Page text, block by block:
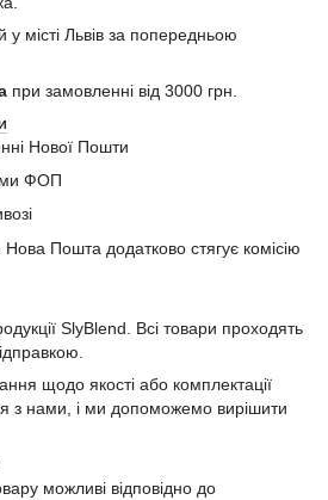
місті Львів за попередньою
при замовленні від 3000 грн.
Нової Пошти
ФОП
Пошта додатково стягує комісію
SlyBlend. Всі товари проходять
щодо якості або комплектації
з нами, і ми допоможемо вирішити
можливі відповідно до